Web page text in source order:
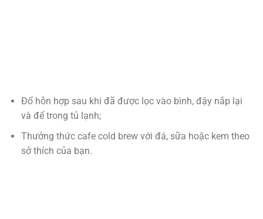
Đổ hỗn hợp sau khi đã được lọc vào bình, đậy nắp lại
và để trong tủ lạnh;
Thưởng thức cafe cold brew với đá, sữa hoặc kem theo
sở thích của bạn.